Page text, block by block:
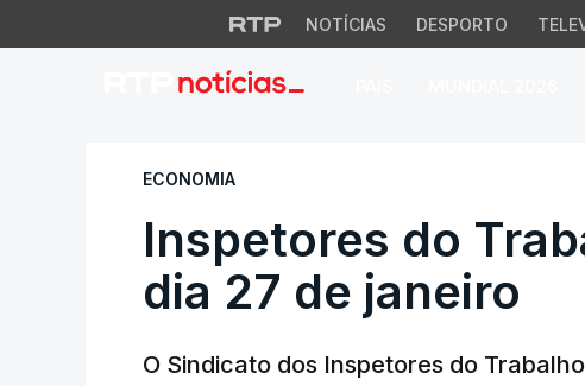
NOTÍCIAS DESPORTO
Inspetores do
ECONOMIA
Inspetores do
dia 27 de janeiro
O Sindicato dos Inspetores do